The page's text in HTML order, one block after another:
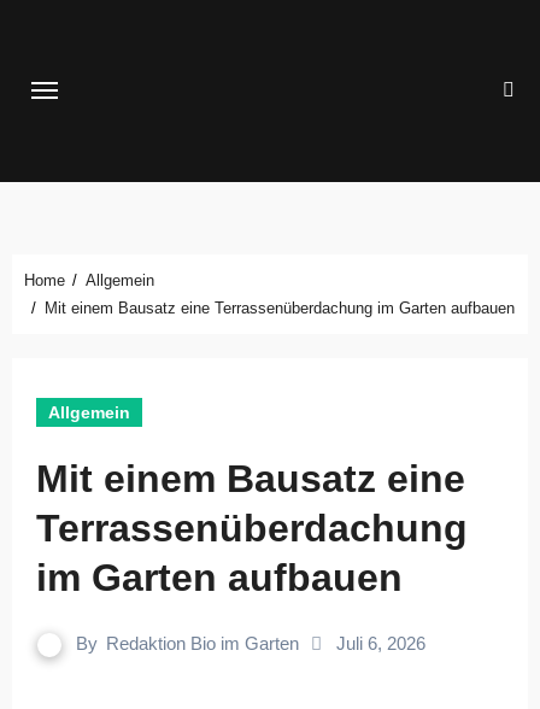
springen
Home
Allgemein
Mit einem Bausatz eine Terrassenüberdachung im Garten aufbauen
Allgemein
Mit einem Bausatz eine
Terrassenüberdachung
im Garten aufbauen
By Redaktion Bio im Garten Juli 6, 2026